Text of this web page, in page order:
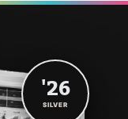
'26
SILVER